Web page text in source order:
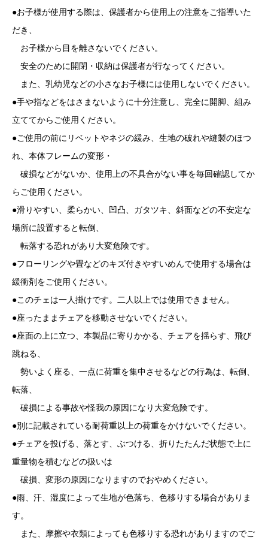
●お子様が使用する際は、保護者から使用上の注意をご指導いた
だき、
お子様から目を離さないでください。
安全のために開閉・収納は保護者が行なってください。
また、乳幼児などの小さなお子様には使用しないでください。
●手や指などをはさまないように十分注意し、完全に開脚、組み
立ててからご使用ください。
●ご使用の前にリベットやネジの緩み、生地の破れや縫製のほつ
れ、本体フレームの変形・
破損などがないか、使用上の不具合がない事を毎回確認してか
らご使用ください。
●滑りやすい、柔らかい、凹凸、ガタツキ、斜面などの不安定な
場所に設置すると転倒、
転落する恐れがあり大変危険です。
●フローリングや畳などのキズ付きやすいめんで使用する場合は
緩衝剤をご使用ください。
●このチェは一人掛けです。二人以上では使用できません。
●座ったままチェアを移動させないでください。
●座面の上に立つ、本製品に寄りかかる、チェアを揺らす、飛び
跳ねる、
勢いよく座る、一点に荷重を集中させるなどの行為は、転倒、
転落、
破損による事故や怪我の原因になり大変危険です。
●別に記載されている耐荷重以上の荷重をかけないでください。
●チェアを投げる、落とす、ぶつける、折りたたんだ状態で上に
重量物を積むなどの扱いは
破損、変形の原因になりますのでおやめください。
●雨、汗、湿度によって生地が色落ち、色移りする場合がありま
す。
また、摩擦や衣類によっても色移りする恐れがありますのでご